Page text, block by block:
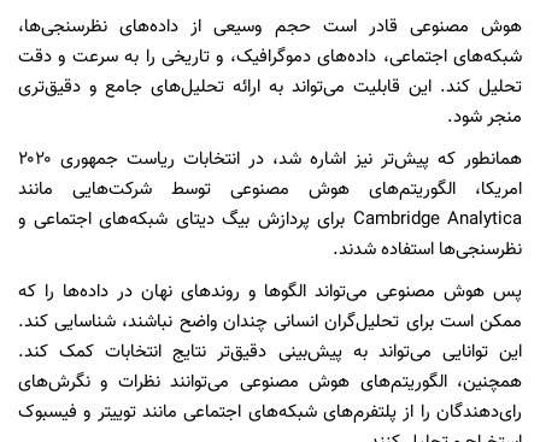
هوش مصنوعی قادر است حجم وسیعی از داده‌های نظرسنجی‌ها،
شبکه‌های اجتماعی، داده‌های دموگرافیک، و تاریخی را به سرعت و دقت
تحلیل کند. این قابلیت می‌تواند به ارائه تحلیل‌های جامع و دقیق‌تری
منجر شود.
همانطور که پیش‌تر نیز اشاره شد، در انتخابات ریاست جمهوری ۲۰۲۰
امریکا، الگوریتم‌های هوش مصنوعی توسط شرکت‌هایی مانند
Cambridge Analytica برای پردازش بیگ دیتای شبکه‌های اجتماعی و
نظرسنجی‌ها استفاده شدند.
پس هوش مصنوعی می‌تواند الگوها و روندهای نهان در داده‌ها را که
ممکن است برای تحلیل‌گران انسانی چندان واضح نباشند، شناسایی کند.
این توانایی می‌تواند به پیش‌بینی دقیق‌تر نتایج انتخابات کمک کند.
همچنین، الگوریتم‌های هوش مصنوعی می‌توانند نظرات و نگرش‌های
رای‌دهندگان را از پلتفرم‌های شبکه‌های اجتماعی مانند توییتر و فیسبوک